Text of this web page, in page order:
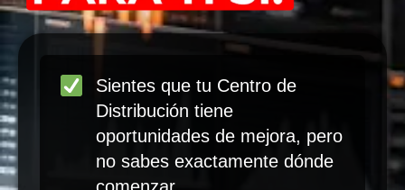
Sientes que tu Centro de
Distribución tiene
oportunidades de mejora, pero
no sabes exactamente dónde